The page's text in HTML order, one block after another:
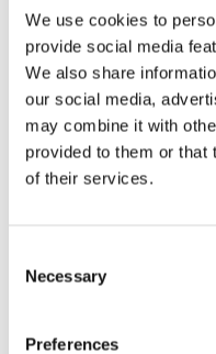
We use cookies to
provide social media
We also share
our social media,
may combine it with
provided to them or that
of their services.
Selection
Necessary
Preferences
som vurderte årets
representanter for
Nobelinstituttet, Redd
Juryen sier om
imponerende
situasjonen i
gjennomgående god